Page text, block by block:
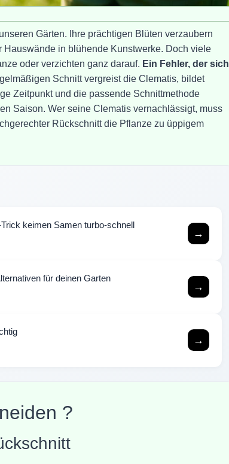
Gärten. Ihre prächtigen Blüten verzaubern
in blühende Kunstwerke. Doch viele
oder verzichten ganz darauf. Ein Fehler, der sich
Schnitt vergreist die Clematis, bildet
Zeitpunkt und die passende Schnittmethode
Saison. Wer seine Clematis vernachlässigt, muss
Rückschnitt die Pflanze zu üppigem
keimen Samen turbo-schnell
→
für deinen Garten
→
→
?